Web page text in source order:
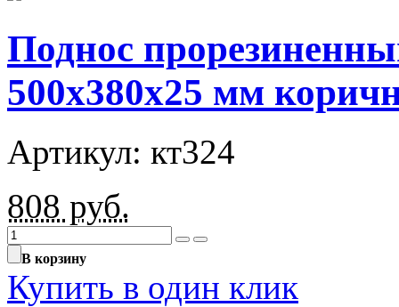
Поднос
500х380х25 мм
Артикул: кт324
808 руб.
В корзину
Купить в один клик